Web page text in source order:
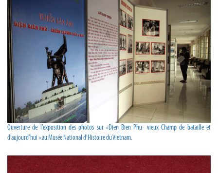
Ouverture de l’exposition des photos sur «Dien Bien Phu- vieux Champ de bataille et
d’aujourd’hui » au Musée National d’Histoire du Vietnam.